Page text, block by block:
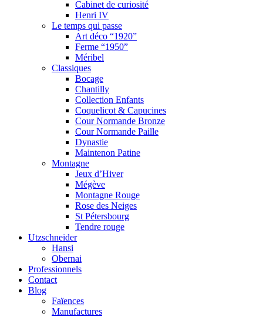
Cabinet de curiosité
Henri IV
Le temps qui passe
Art déco “1920”
Ferme “1950”
Méribel
Classiques
Bocage
Chantilly
Collection Enfants
Coquelicot & Capucines
Cour Normande Bronze
Cour Normande Paille
Dynastie
Maintenon Patine
Montagne
Jeux d’Hiver
Mégève
Montagne Rouge
Rose des Neiges
St Pétersbourg
Tendre rouge
Utzschneider
Hansi
Obernai
Professionnels
Contact
Blog
Faïences
Manufactures